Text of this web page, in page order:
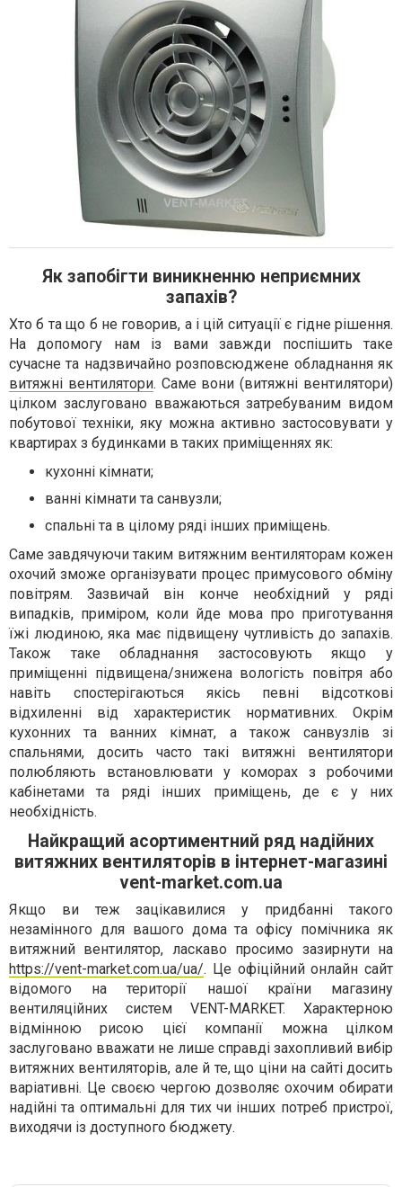
Як запобігти виникненню неприємних
запахів?
Хто б та що б не говорив, а і цій ситуації є гідне рішення.
На допомогу нам із вами завжди поспішить таке
сучасне та надзвичайно розповсюджене обладнання як
витяжні вентилятори. Саме вони (витяжні вентилятори)
цілком заслуговано вважаються затребуваним видом
побутової техніки, яку можна активно застосовувати у
квартирах з будинками в таких приміщеннях як:
кухонні кімнати;
ванні кімнати та санвузли;
спальні та в цілому ряді інших приміщень.
Саме завдячуючи таким витяжним вентиляторам кожен
охочий зможе організувати процес примусового обміну
повітрям. Зазвичай він конче необхідний у ряді
випадків, приміром, коли йде мова про приготування
їжі людиною, яка має підвищену чутливість до запахів.
Також таке обладнання застосовують якщо у
приміщенні підвищена/знижена вологість повітря або
навіть спостерігаються якісь певні відсоткові
відхиленні від характеристик нормативних. Окрім
кухонних та ванних кімнат, а також санвузлів зі
спальнями, досить часто такі витяжні вентилятори
полюбляють встановлювати у коморах з робочими
кабінетами та ряді інших приміщень, де є у них
необхідність.
Найкращий асортиментний ряд надійних
витяжних вентиляторів в інтернет-магазині
vent-market.com.ua
Якщо ви теж зацікавилися у придбанні такого
незамінного для вашого дома та офісу помічника як
витяжний вентилятор, ласкаво просимо зазирнути на
https://vent-market.com.ua/ua/. Це офіційний онлайн сайт
відомого на території нашої країни магазину
вентиляційних систем VENT-MARKET. Характерною
відмінною рисою цієї компанії можна цілком
заслуговано вважати не лише справді захопливий вибір
витяжних вентиляторів, але й те, що ціни на сайті досить
варіативні. Це своєю чергою дозволяє охочим обирати
надійні та оптимальні для тих чи інших потреб пристрої,
виходячи із доступного бюджету.